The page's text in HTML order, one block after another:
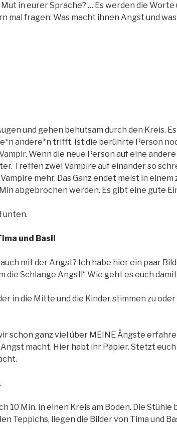
in eurer Sprache? … Es werden die Worte
mal fragen: Was macht ihnen Angst und
und gehen behutsam durch den Kreis.
andere*n trifft. Ist die berührte Person
Wenn die neue Person auf eine
Treffen zwei Vampire auf einander so
mehr. Das Ganz endet meist in einem
abgebrochen werden. Es gibt eine gute
unten.
und Basil
mit der Angst? Ich habe hier ein paar
die Schlange Angst!“ Wie geht es euch
in die Mitte und die Kinder stimmen zu
schon ganz viel über MEINE Ängste
macht. Hier habt ihr Papier. Stetzt
10 Min. in einen Kreis am Boden. Die
Teppichs, liegen die Bilder von Tima und